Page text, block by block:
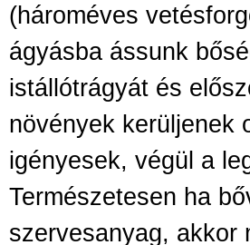
(hároméves
ágyásba ássunk
istállótrágyát és
növények kerüljenek
igényesek, végül a
Természetesen ha
szervesanyag, akkor